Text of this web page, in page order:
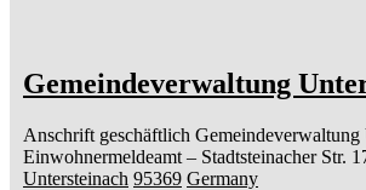
Gemeindeverwaltung
Anschrift geschäftlich Gemeindeverwaltung
Einwohnermeldeamt – Stadtsteinacher Str.
Untersteinach 95369 Germany